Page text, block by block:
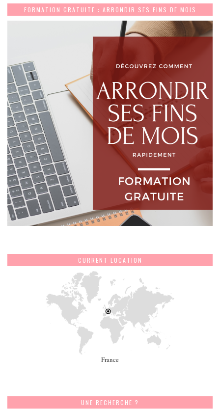
FORMATION GRATUITE : ARRONDIR SES FINS DE MOIS
CURRENT LOCATION
France
UNE RECHERCHE ?